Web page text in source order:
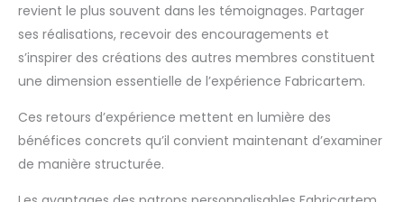
revient le plus souvent dans les témoignages. Partager
ses réalisations, recevoir des encouragements et
s’inspirer des créations des autres membres constituent
une dimension essentielle de l’expérience Fabricartem.
Ces retours d’expérience mettent en lumière des
bénéfices concrets qu’il convient maintenant d’examiner
de manière structurée.